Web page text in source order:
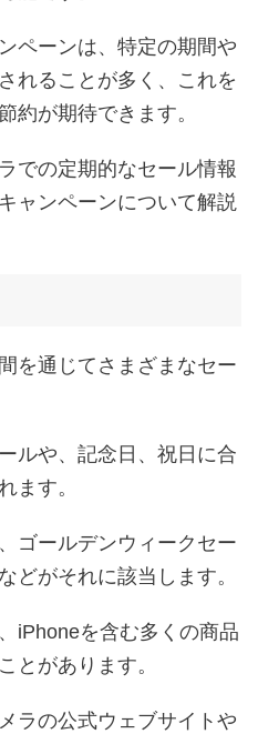
ペーンは、特定の期間や
れることが多く、これを
約が期待できます。
での定期的なセール情報
ャンペーンについて解説
を通じてさまざまなセー
ルや、記念日、祝日に合
ます。
ゴールデンウィークセー
どがそれに該当します。
iPhoneを含む多くの商品
とがあります。
ラの公式ウェブサイトや